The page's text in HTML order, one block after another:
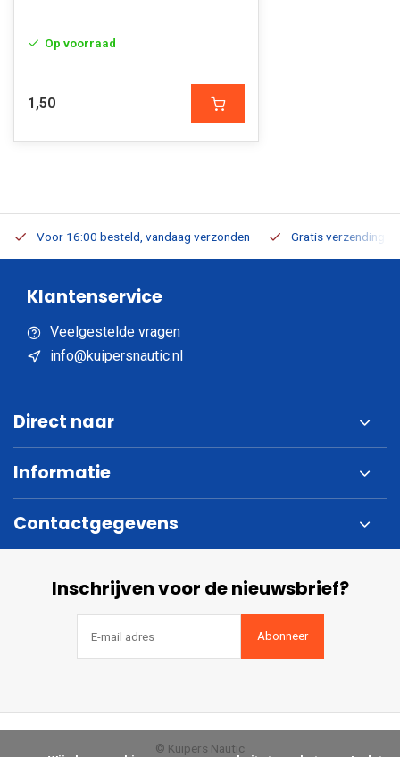
Op voorraad
1,50
Voor 16:00 besteld, vandaag verzonden Gratis verzending
Klantenservice
Veelgestelde vragen
info@kuipersnautic.nl
Direct naar
Informatie
Contactgegevens
Inschrijven voor de nieuwsbrief?
Abonneer
© Kuipers Nautic